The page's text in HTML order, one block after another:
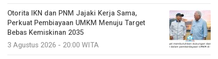
Otorita IKN dan PNM Jajaki Kerja Sama,
Perkuat Pembiayaan UMKM Menuju Target
Bebas Kemiskinan 2035
3 Agustus 2026 - 20:00 WITA